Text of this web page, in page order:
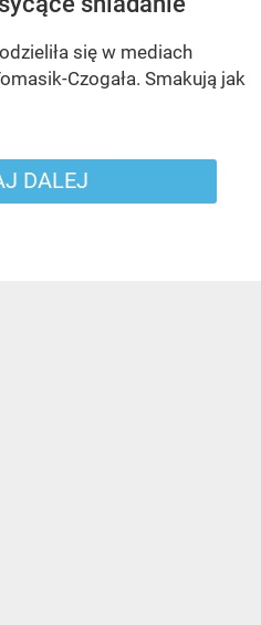
się w mediach
Czogała. Smakują jak
DALEJ